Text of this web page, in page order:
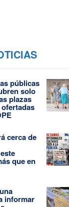
públicas
solo
plazas
cerca de
que en
informar